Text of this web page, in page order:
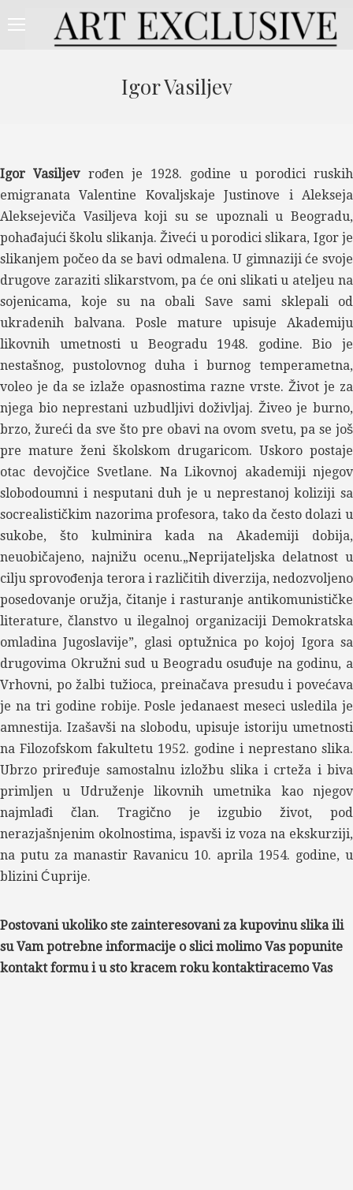
Igor Vasiljev
Igor Vasiljevrođen je 1928. godine u porodici ruskih
emigranata Valentine Kovaljskaje Justinove i Alekseja
Aleksejeviča Vasiljeva koji su se upoznali u Beogradu,
pohađajući školu slikanja. Živeći u porodici slikara, Igor je
slikanjem počeo da se bavi odmalena. U gimnaziji će svoje
drugove zaraziti slikarstvom, pa će oni slikati u ateljeu na
sojenicama, koje su na obali Save sami sklepali od
ukradenih balvana. Posle mature upisuje Akademiju
likovnih umetnosti u Beogradu 1948. godine. Bio je
nestašnog, pustolovnog duha i burnog temperametna,
voleo je da se izlaže opasnostima razne vrste. Život je za
njega bio neprestani uzbudljivi doživljaj. Živeo je burno,
brzo, žureći da sve što pre obavi na ovom svetu, pa se još
pre mature ženi školskom drugaricom. Uskoro postaje
otac devojčice Svetlane. Na Likovnoj akademiji njegov
slobodoumni i nesputani duh je u neprestanoj koliziji sa
socrealističkim nazorima profesora, tako da često dolazi u
sukobe, što kulminira kada na Akademiji dobija,
neuobičajeno, najnižu ocenu.„Neprijateljska delatnost u
cilju sprovođenja terora i različitih diverzija, nedozvoljeno
posedovanje oružja, čitanje i rasturanje antikomunističke
literature, članstvo u ilegalnoj organizaciji Demokratska
omladina Jugoslavije”, glasi optužnica po kojoj Igora sa
drugovima Okružni sud u Beogradu osuđuje na godinu, a
Vrhovni, po žalbi tužioca, preinačava presudu i povećava
je na tri godine robije. Posle jedanaest meseci usledila je
amnestija. Izašavši na slobodu, upisuje istoriju umetnosti
na Filozofskom fakultetu 1952. godine i neprestano slika.
Ubrzo priređuje samostalnu izložbu slika i crteža i biva
primljen u Udruženje likovnih umetnika kao njegov
najmlađi član. Tragično je izgubio život, pod
nerazjašnjenim okolnostima, ispavši iz voza na ekskurziji,
na putu za manastir Ravanicu 10. aprila 1954. godine, u
blizini Ćuprije.
Postovani ukoliko ste zainteresovani za kupovinu slika ili
su Vam potrebne informacije o slici molimo Vas popunite
kontakt formu i u sto kracem roku kontaktiracemo Vas